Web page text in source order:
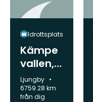
Idrottsplats
Kämpe
vallen,
idrottsp
lats
Kommun:
Ljungby
6759.28 km
från dig